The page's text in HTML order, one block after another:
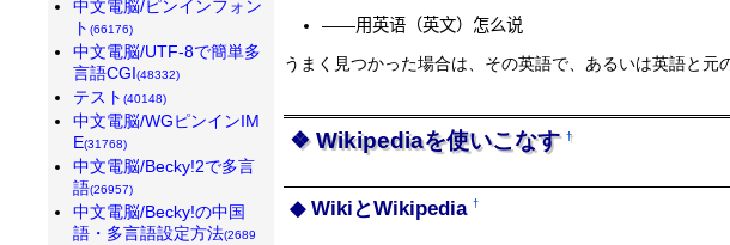
――用英语（英文）怎么说
うまく見つかった場合は、その英語で、あるいは英語と元
Wikipediaを使いこなす†
WikiとWikipedia †
中文電脳/ピンインフォン
ト(66176)
中文電脳/UTF-8で簡単多
言語CGI(48332)
テスト(40148)
中文電脳/WGピンインIM
E(31768)
中文電脳/Becky!2で多言
語(26957)
中文電脳/Becky!の中国
語・多言語設定方法(2689